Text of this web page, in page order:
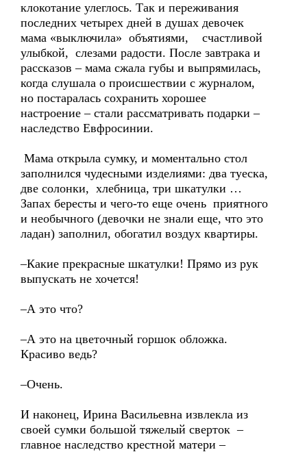
клокотание улеглось. Так и переживания
последних четырех дней в душах девочек
мама «выключила» объятиями, счастливой
улыбкой, слезами радости. После завтрака и
рассказов – мама сжала губы и выпрямилась,
когда слушала о происшествии с журналом,
но постаралась сохранить хорошее
настроение – стали рассматривать подарки –
наследство Евфросинии.
Мама открыла сумку, и моментально стол
заполнился чудесными изделиями: два туеска,
две солонки, хлебница, три шкатулки …
Запах бересты и чего-то еще очень приятного
и необычного (девочки не знали еще, что это
ладан) заполнил, обогатил воздух квартиры.
–Какие прекрасные шкатулки! Прямо из рук
выпускать не хочется!
–А это что?
–А это на цветочный горшок обложка.
Красиво ведь?
–Очень.
И наконец, Ирина Васильевна извлекла из
своей сумки большой тяжелый сверток –
главное наследство крестной матери –